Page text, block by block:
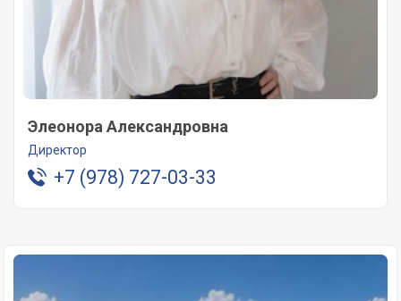
Элеонора Александровна
Директор
+7 (978) 727-03-33